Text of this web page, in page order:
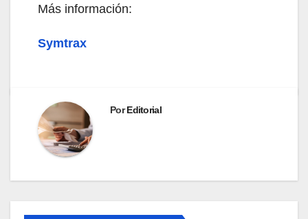
Más información:
Symtrax
PorEditorial